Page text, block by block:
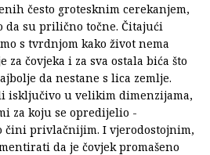
često grotesknim cerekanjem,
da su prilično točne. Čitajući
s tvrdnjom kako život nema
za čovjeka i za sva ostala bića što
da nestane s lica zemlje.
isključivo u velikim dimenzijama,
za koju se opredijelio -
čini privlačnijim. I vjerodostojnim,
da je čovjek promašeno